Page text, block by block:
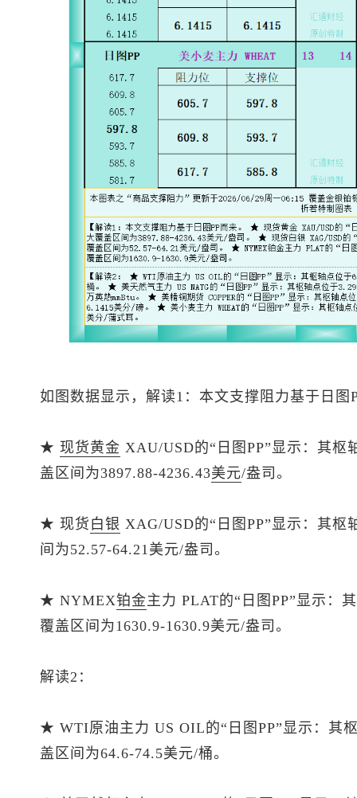
如图数据显示，解读1：本文支撑阻力基于日图
★ 现货黄金 XAU/USD的“日图PP”显示：其枢
盖区间为3897.88-4236.43美元/盎司。
★ 现货 白银 XAG/USD的“日图PP”显示：其
间为52.57-64.21美元/盎司。
★ NYMEX铂金主力 PLAT的“日图PP”显示：
覆盖区间为1630.9-1630.9美元/盎司。
解读2：
★ WTI原油主力 US OIL的“日图PP”显示：其
盖区间为64.6-74.5美元/桶。